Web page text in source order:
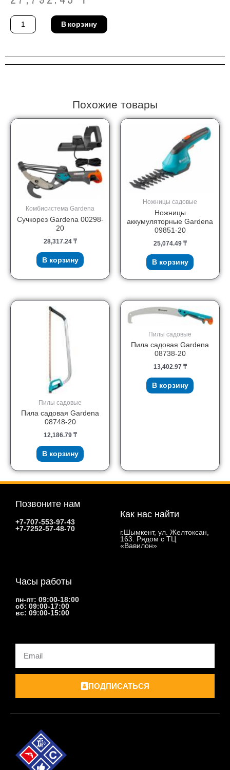
Количество
товара
Опрыскиватель
В корзину
Похожие товары
Комбисистема Gardena
Сучкорез Gardena 00298-
20
28,317.24 ₸
В корзину
Ножницы садовые
Ножницы
аккумуляторные Gardena
09851-20
25,074.49 ₸
В корзину
Пилы садовые
Пила садовая Gardena
08748-20
12,186.79 ₸
В корзину
Пилы садовые
Пила садовая Gardena
08738-20
13,402.97 ₸
В корзину
Позвоните нам
+7-707-553-97-43
+7-7252-57-48-70
Как нас найти
г.Шымкент, ул. Желтоксан,
163. Рядом с ТЦ
«Вавилон»
Часы работы
пн-пт: 09:00-18:00
сб: 09:00-17:00
вс: 09:00-15:00
Email
ПОДПИСАТЬСЯ